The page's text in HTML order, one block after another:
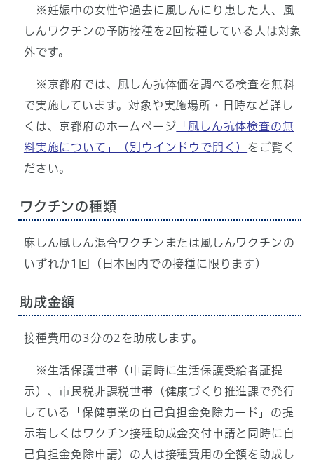
※妊娠中の女性や過去に風しんにり患した人、風
しんワクチンの予防接種を2回接種している人は対象
外です。
※京都府では、風しん抗体価を調べる検査を無料
で実施しています。対象や実施場所・日時など詳し
くは、京都府のホームページ 「風しん抗体検査の無
料実施について」
（別ウインドウで開く） をご覧く
ださい。
ワクチンの種類
麻しん風しん混合ワクチンまたは風しんワクチンの
いずれか1回（日本国内での接種に限ります)
助成金額
接種費用の3分の2を助成します。
※生活保護世帯（申請時に生活保護受給者証提
示）、市民税非課税世帯（健康づくり推進課で発行
している「保健事業の自己負担金免除カード」の提
示若しくはワクチン接種助成金交付申請と同時に自
己負担金免除申請）の人は接種費用の全額を助成し